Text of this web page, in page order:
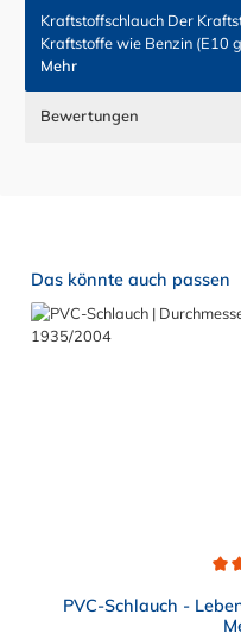
Kraftstoffschlauch Der
Kraftstoffe wie Benzin (E10
Mehr
Bewertungen
Produktgalerie überspringen
Das könnte auch passen
PVC-Schlauch -